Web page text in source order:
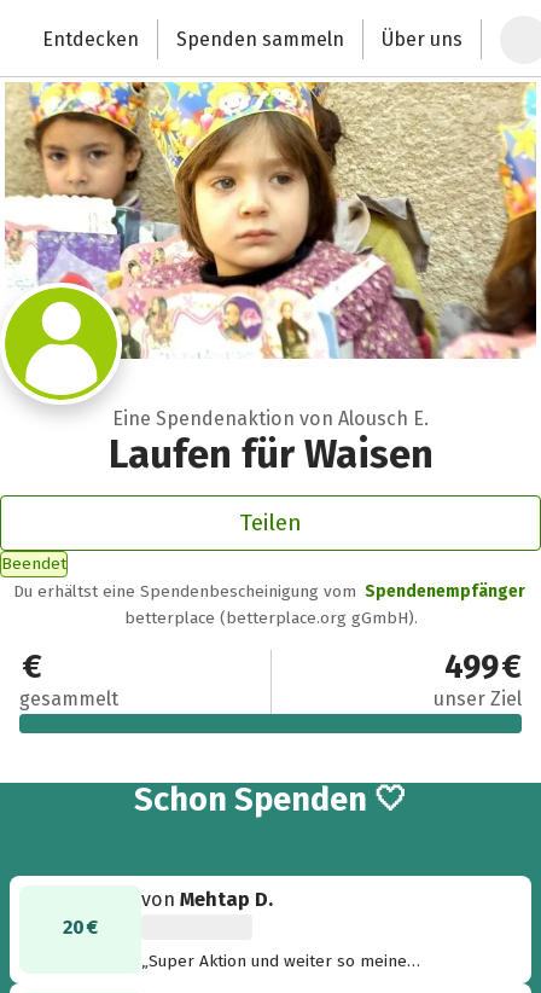
Deutschlands größte Spendenplattform
Entdecken Spenden sammeln Über uns
Eine Spendenaktion von Alousch E.
Laufen für Waisen
Teilen
Beendet
Du erhältst eine Spendenbescheinigung vom Spendenempfänger
betterplace (betterplace.org gGmbH).
550 €
gesammelt
499 €
unser Ziel
Schon 26
Spenden 🤍
20 €
vonMehtap D.
„Super Aktion und weiter so meine